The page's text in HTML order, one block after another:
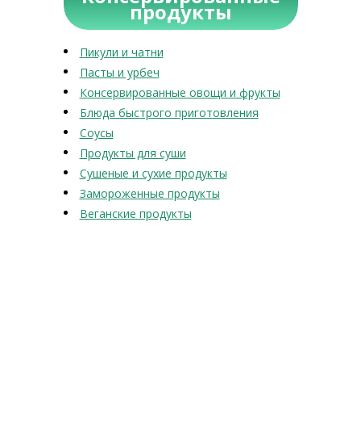
продукты
Пикули и чатни
Пасты и урбеч
Консервированные овощи и фрукты
Блюда быстрого приготовления
Соусы
Продукты для суши
Сушеные и сухие продукты
Замороженные продукты
Веганские продукты